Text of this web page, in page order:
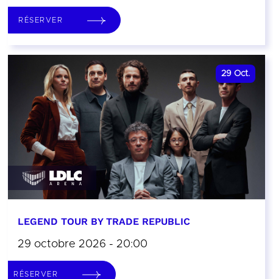
RÉSERVER
29 Oct.
LEGEND TOUR BY TRADE REPUBLIC
29 octobre 2026 - 20:00
RÉSERVER